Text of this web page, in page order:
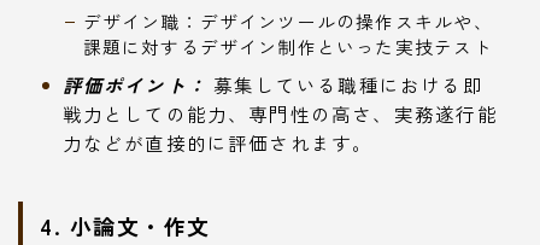
デザイン職：デザインツールの操作スキルや、
課題に対するデザイン制作といった実技テスト
評価ポイント： 募集している職種における即
戦力としての能力、専門性の高さ、実務遂行能
力などが直接的に評価されます。
4. 小論文・作文